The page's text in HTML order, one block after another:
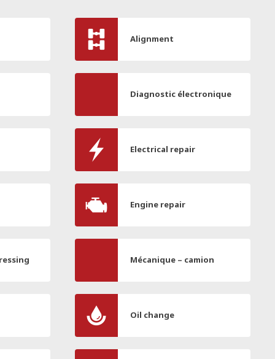
Alignment
Diagnostic électronique
Electrical repair
Engine repair
Mécanique – camion
Oil change